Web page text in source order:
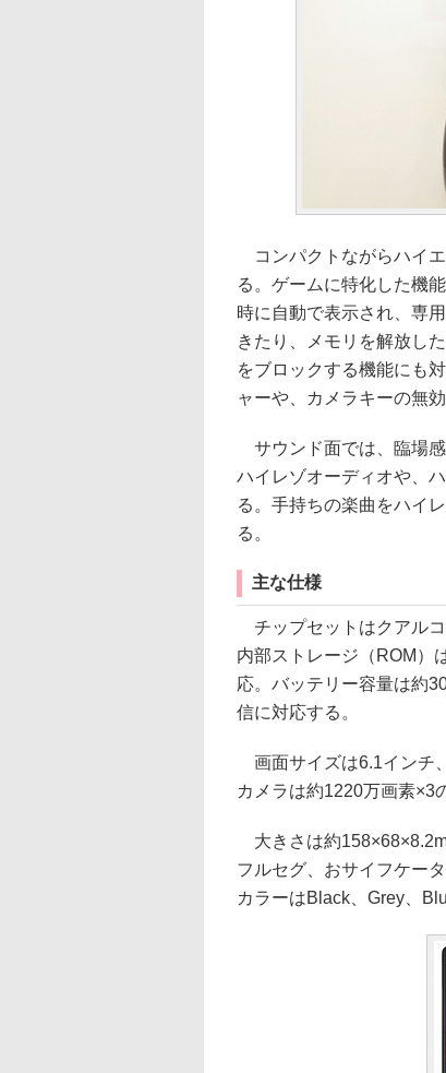
コンパクトながらハイ
る。ゲームに特化した機
時に自動で表示され、専
きたり、メモリを解放し
をブロックする機能にも
ャーや、カメラキーの無
サウンド面では、臨場感
ハイレゾオーディオや、
る。手持ちの楽曲をハイ
る。
主な仕様
チップセットはクアルコ
内部ストレージ（ROM）
応。バッテリー容量は約
信に対応する。
画面サイズは6.1インチ
カメラは約1220万画素×3
大きさは約
フルセグ、おサイフケー
カラーはBlack、Grey、